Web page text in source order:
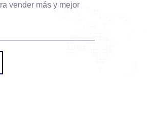
vender más y mejor